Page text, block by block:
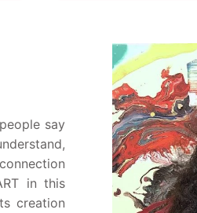
say
in this
creation